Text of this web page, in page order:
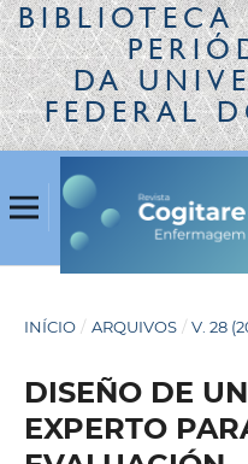
DA
FEDERAL
INÍCIO / ARQUIVOS / V. 28
DISEÑO DE
EXPERTO